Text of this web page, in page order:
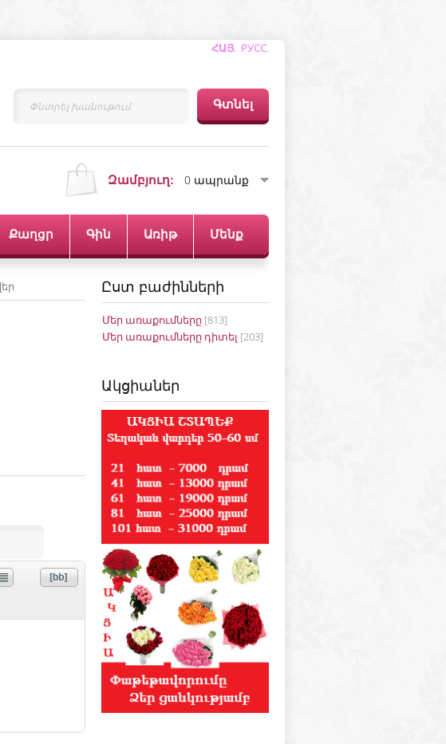
ՀԱՅ. РУСС.
Զամբյուղ: 0 ապրանք
Քաղցր Գին Առիթ Մենք
Ըստ բաժինների
Մեր առաքումները [813]
Մեր առաքումները դիտել [203]
Ակցիաներ